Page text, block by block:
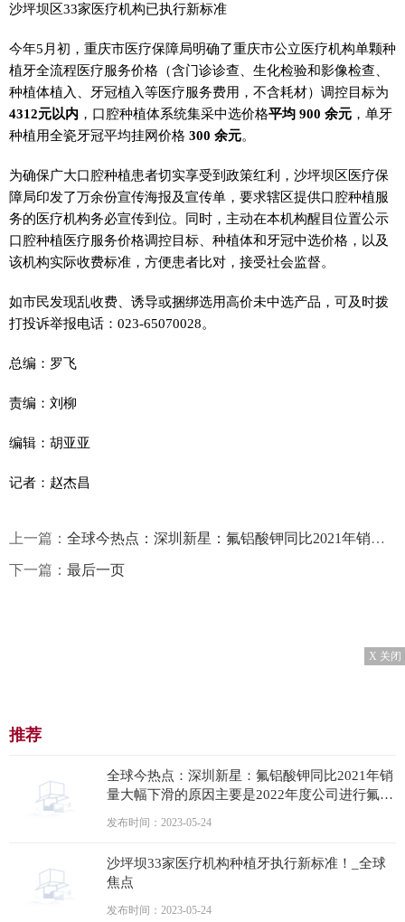
沙坪坝区33家医疗机构已执行新标准
今年5月初，重庆市医疗保障局明确了重庆市公立医疗机构单颗种
植牙全流程医疗服务价格（含门诊诊查、生化检验和影像检查、
种植体植入、牙冠植入等医疗服务费用，不含耗材）调控目标为
4312元以内 ，口腔种植体系统集采中选价格平均 900 余元 ，单牙
种植用全瓷牙冠平均挂网价格 300 余元。
为确保广大口腔种植患者切实享受到政策红利，沙坪坝区医疗保
障局印发了万余份宣传海报及宣传单，要求辖区提供口腔种植服
务的医疗机构务必宣传到位。同时，主动在本机构醒目位置公示
口腔种植医疗服务价格调控目标、种植体和牙冠中选价格，以及
该机构实际收费标准，方便患者比对，接受社会监督。
如市民发现乱收费、诱导或捆绑选用高价未中选产品，可及时拨
打投诉举报电话：023-65070028。
总编：罗飞
责编：刘柳
编辑：胡亚亚
记者：赵杰昌
上一篇： 全球今热点：深圳新星：氟铝酸钾同比2021年销量大幅下滑的原因主要是2022年度公司进行氟铝酸钾生产线技术改造，通过技术改造生产四氟铝酸钾和钎焊剂，提高副产品的附加值
下一篇： 最后一页
X 关闭
推荐
全球今热点：深圳新星：氟铝酸钾同比2021年销
量大幅下滑的原因主要是2022年度公司进行氟铝
酸钾和钎焊剂，提高副产品的附加值
发布时间：2023-05-24
沙坪坝33家医疗机构种植牙执行新标准！_全球
焦点
发布时间：2023-05-24